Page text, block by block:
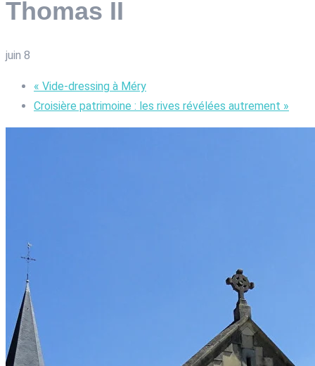
Thomas II
juin 8
« Vide-dressing à Méry
Croisière patrimoine : les rives révélées autrement »